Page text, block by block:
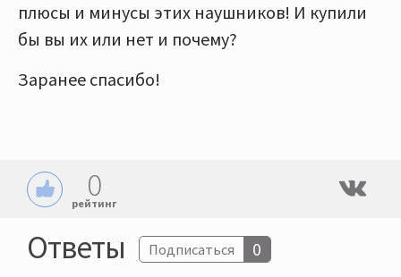
плюсы и минусы этих наушников! И купили
бы вы их или нет и почему?
Заранее спасибо!
0
рейтинг
Ответы Подписаться 0